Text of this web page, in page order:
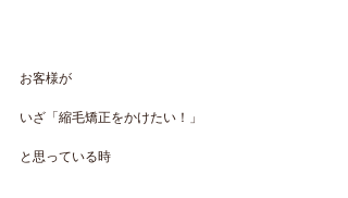
お客様が
いざ「縮毛矯正をかけたい！」
と思っている時